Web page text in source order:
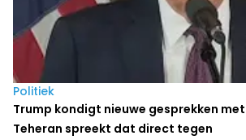
Politiek
Trump kondigt nieuwe gesprekken
Teheran spreekt dat direct tegen